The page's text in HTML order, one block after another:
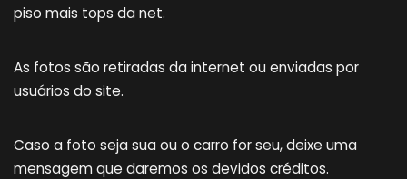
piso mais tops da net.
As fotos são retiradas da internet ou enviadas por
usuários do site.
Caso a foto seja sua ou o carro for seu, deixe uma
mensagem que daremos os devidos créditos.